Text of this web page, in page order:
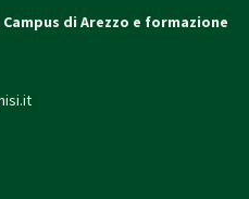
Campus di Arezzo e formazione